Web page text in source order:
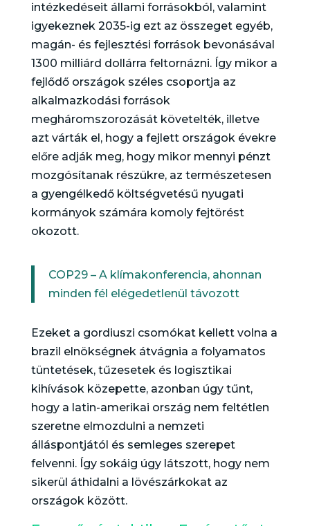
intézkedéseit állami forrásokból, valamint
igyekeznek 2035-ig ezt az összeget egyéb,
magán- és fejlesztési források bevonásával
1300 milliárd dollárra feltornázni. Így mikor a
fejlődő országok széles csoportja az
alkalmazkodási források
megháromszorozását követelték, illetve
azt várták el, hogy a fejlett országok évekre
előre adják meg, hogy mikor mennyi pénzt
mozgósítanak részükre, az természetesen
a gyengélkedő költségvetésű nyugati
kormányok számára komoly fejtörést
okozott.
COP29 – A klímakonferencia, ahonnan
minden fél elégedetlenül távozott
Ezeket a gordiuszi csomókat kellett volna a
brazil elnökségnek átvágnia a folyamatos
tüntetések, tűzesetek és logisztikai
kihívások közepette, azonban úgy tűnt,
hogy a latin-amerikai ország nem feltétlen
szeretne elmozdulni a nemzeti
álláspontjától és semleges szerepet
felvenni. Így sokáig úgy látszott, hogy nem
sikerül áthidalni a lövészárkokat az
országok között.